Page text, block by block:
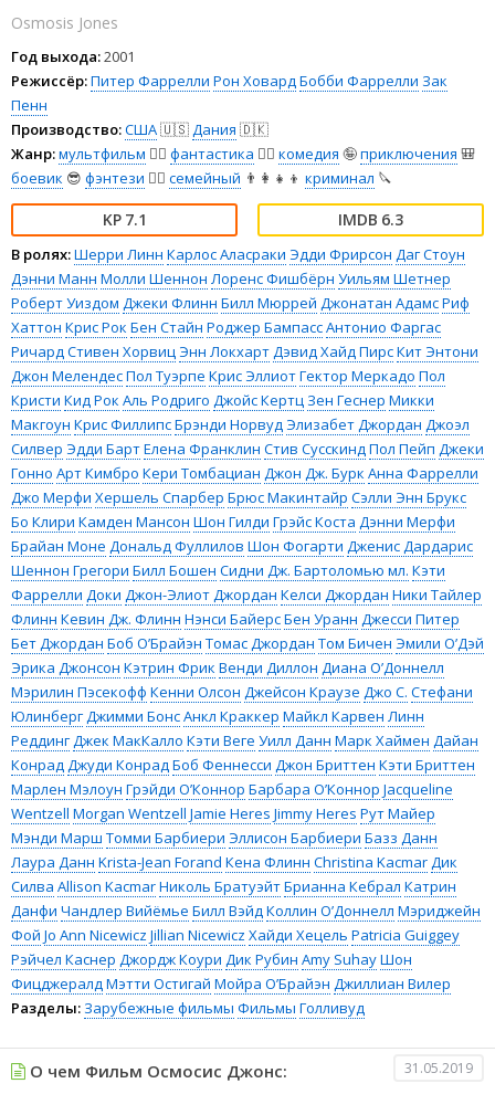
Osmosis Jones
Год выхода:2001
Режиссёр:Питер Фаррелли Рон ХовардБобби Фаррелли Зак
Пенн
Производство:США🇺🇸Дания 🇩🇰
Жанр:мультфильм 🧚‍♀️ фантастика 🧙‍♀️ комедия 🤪приключения 🎒
боевик 😎 фэнтези 🧝‍♂️ семейный 👨‍👩‍👧‍👦 криминал 🔪
7.1 6.3
В ролях:Шерри Линн Карлос Аласраки Эдди Фрирсон Даг Стоун
Дэнни Манн Молли Шеннон Лоренс Фишбёрн Уильям Шетнер
Роберт Уиздом Джеки Флинн Билл Мюррей Джонатан АдамсРиф
Хаттон Крис Рок Бен Стайн Роджер БампассАнтонио Фаргас
Ричард Стивен ХорвицЭнн ЛокхартДэвид Хайд ПирсКит Энтони
Джон МелендесПол Туэрпе Крис ЭллиотГектор Меркадо Пол
Кристи Кид Рок Аль Родриго Джойс Кертц Зен Геснер Микки
Макгоун Крис ФиллипсБрэнди НорвудЭлизабет Джордан Джоэл
Силвер Эдди БартЕлена Франклин Стив СусскиндПол Пейп Джеки
Гонно Арт Кимбро Кери Томбациан Джон Дж. Бурк Анна Фаррелли
Джо Мерфи Хершель Спарбер Брюс Макинтайр Сэлли Энн Брукс
Бо Клири Камден Мансон Шон Гилди Грэйс Коста Дэнни Мерфи
Брайан Моне Дональд Фуллилов Шон Фогарти Дженис Дардарис
Шеннон Грегори Билл Бошен Сидни Дж. Бартоломью мл. Кэти
Фаррелли Доки Джон-Элиот Джордан Келси Джордан Ники Тайлер
Флинн Кевин Дж. Флинн Нэнси БайерсБен Уранн Джесси Питер
Бет Джордан Боб О’Брайэн Томас Джордан Том Бичен Эмили О’Дэй
Эрика Джонсон Кэтрин Фрик Венди Диллон Диана О’Доннелл
Мэрилин Пэсекофф Кенни Олсон Джейсон Краузе Джо С. Стефани
ЮлинбергДжимми БонсАнкл Краккер Майкл Карвен Линн
РеддингДжек МакКалло Кэти Веге Уилл Данн Марк Хаймен Дайан
КонрадДжуди КонрадБоб Феннесси Джон Бриттен Кэти Бриттен
Марлен Мэлоун Грэйди О’Коннор Барбара О’Коннор Jacqueline
Wentzell Morgan Wentzell Jamie Heres Jimmy Heres Рут Майер
Мэнди Марш Томми Барбиери Эллисон Барбиери Базз Данн
Лаура Данн Krista-Jean Forand Кена Флинн Christina KacmarДик
Силва Allison KacmarНиколь БратуэйтБрианна Кебрал Катрин
Данфи Чандлер Вийёмье Билл ВэйдКоллин О’Доннелл Мэриджейн
Фой Jo Ann Nicewicz Jillian Nicewicz Хайди Хецель Patricia Guiggey
Рэйчел Каснер Джордж Коури Дик Рубин Amy SuhayШон
ФицджералдМэтти Остигай Мойра О’Брайэн Джиллиан Вилер
Разделы: Зарубежные фильмы Фильмы Голливуд
О чем Фильм Осмосис Джонс: 31.05.2019